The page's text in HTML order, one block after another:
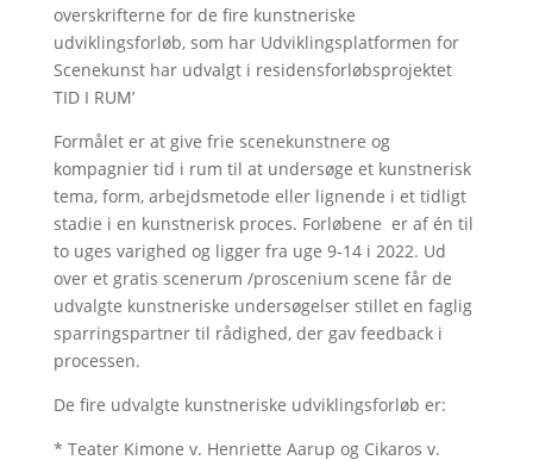
overskrifterne for de fire kunstneriske
udviklingsforløb, som har Udviklingsplatformen for
Scenekunst har udvalgt i residensforløbsprojektet
TID I RUM’
Formålet er at give frie scenekunstnere og
kompagnier tid i rum til at undersøge et kunstnerisk
tema, form, arbejdsmetode eller lignende i et tidligt
stadie i en kunstnerisk proces. Forløbene er af én til
to uges varighed og ligger fra uge 9-14 i 2022. Ud
over et gratis scenerum /proscenium scene får de
udvalgte kunstneriske undersøgelser stillet en faglig
sparringspartner til rådighed, der gav feedback i
processen.
De fire udvalgte kunstneriske udviklingsforløb er:
* Teater Kimone v. Henriette Aarup og Cikaros v.